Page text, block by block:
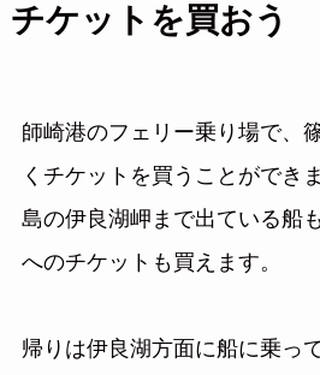
チケットを買おう
師崎港のフェリー乗り場で、
くチケットを買うことができ
島の伊良湖岬まで出ている船
へのチケットも買えます。
帰りは伊良湖方面に船に乗っ